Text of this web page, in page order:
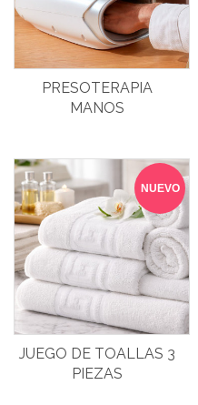
PRESOTERAPIA
MANOS
NUEVO
JUEGO DE TOALLAS 3
PIEZAS